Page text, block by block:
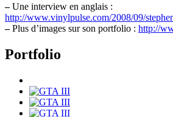
–Une interview en anglais :
http://www.vinylpulse.com/2008/09/
–Plus d’images sur son portfolio : http://
Portfolio